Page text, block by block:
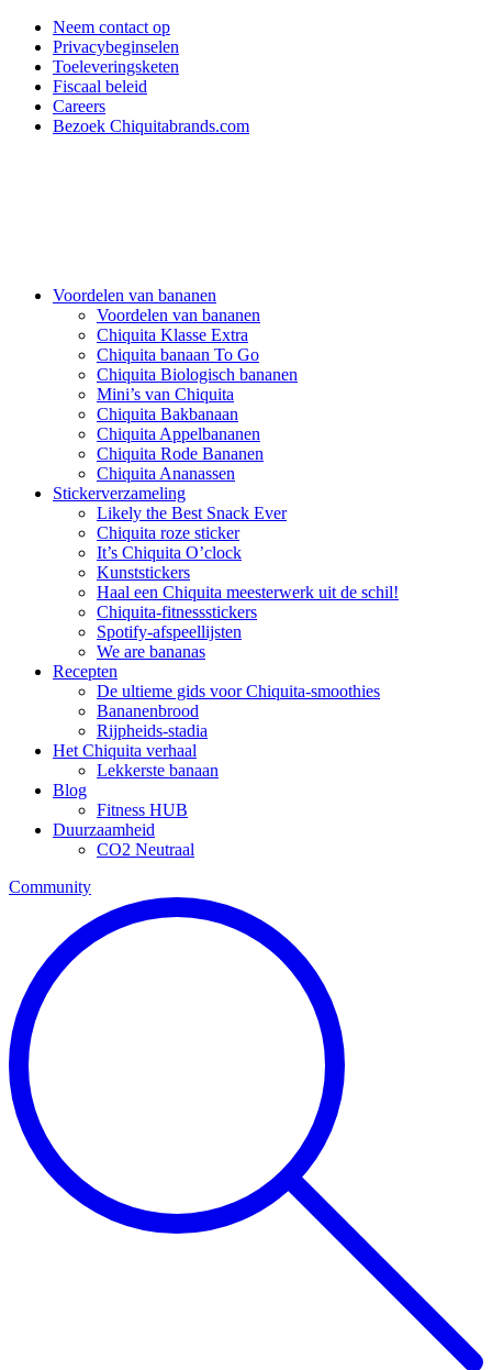
Neem contact op
Privacybeginselen
Toeleveringsketen
Fiscaal beleid
Careers
Bezoek Chiquitabrands.com
Voordelen van bananen
Voordelen van bananen
Chiquita Klasse Extra
Chiquita banaan To Go
Chiquita Biologisch bananen
Mini’s van Chiquita
Chiquita Bakbanaan
Chiquita Appelbananen
Chiquita Rode Bananen
Chiquita Ananassen
Stickerverzameling
Likely the Best Snack Ever
Chiquita roze sticker
It’s Chiquita O’clock
Kunststickers
Haal een Chiquita meesterwerk uit de schil!
Chiquita-fitnessstickers
Spotify-afspeellijsten
We are bananas
Recepten
De ultieme gids voor Chiquita-smoothies
Bananenbrood
Rijpheids-stadia
Het Chiquita verhaal
Lekkerste banaan
Blog
Fitness HUB
Duurzaamheid
CO2 Neutraal
Community